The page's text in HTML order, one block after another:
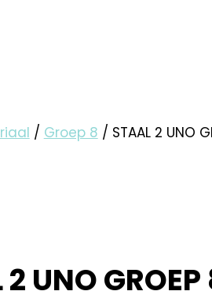
/ Groep 8 / STAAL 2 UNO
2 UNO